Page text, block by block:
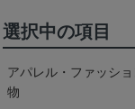
選択中の項目
アパレル・ファッシ
物